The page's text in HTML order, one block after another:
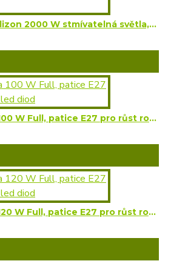
Grow LED panel Phlizon 2000 W stmívatelná světla, plné spektrum 476 LED Samsung
Grow LED žárovka 100 W Full, patice E27 pro růst rostlin 150 led diod
Grow LED žárovka 120 W Full, patice E27 pro růst rostlin 180 led diod